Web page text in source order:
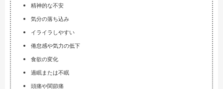
精神的な不安
気分の落ち込み
イライラしやすい
倦怠感や気力の低下
食欲の変化
過眠または不眠
頭痛や関節痛